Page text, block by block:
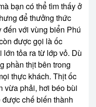
bạn có thể tìm thấy ở
để thưởng thức
với vùng biển Phú
được gọi là ốc
tỏa ra từ lớp vỏ. Dù
phần thịt bên trong
thực khách. Thịt ốc
vừa phải, hơi béo bùi
chế biến thành